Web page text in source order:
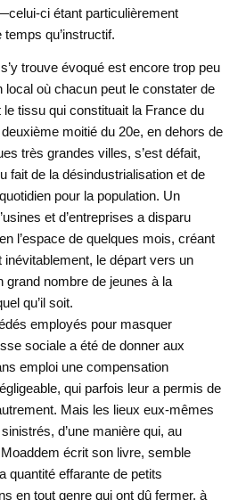
ci étant particulièrement
qu’instructif.
trouve évoqué est encore trop peu
local où chacun peut le constater de
tissu qui constituait la France du
moitié du 20e, en dehors de
très grandes villes, s’est défait,
fait de la désindustrialisation et de
pour la population. Un
et d’entreprises a disparu
l’espace de quelques mois, créant
le départ vers un
grand nombre de jeunes à la
qu’il soit.
employés pour masquer
sociale a été de donner aux
emploi une compensation
qui parfois leur a permis de
Mais les lieux eux-mêmes
d’une manière qui, au
écrit son livre, semble
quantité effarante de petits
en tout genre qui ont dû fermer, à